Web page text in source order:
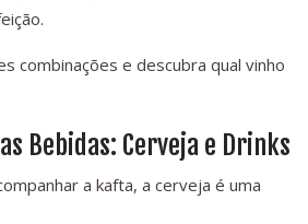
combinações e descubra qual vinho
Bebidas: Cerveja e Drinks
a kafta, a cerveja é uma